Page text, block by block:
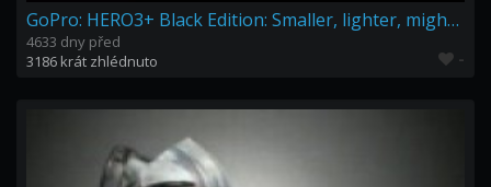
GoPro: HERO3+ Black Edition: Smaller, lighter, mightier still.
4633 dny před
3186 krát zhlédnuto
-